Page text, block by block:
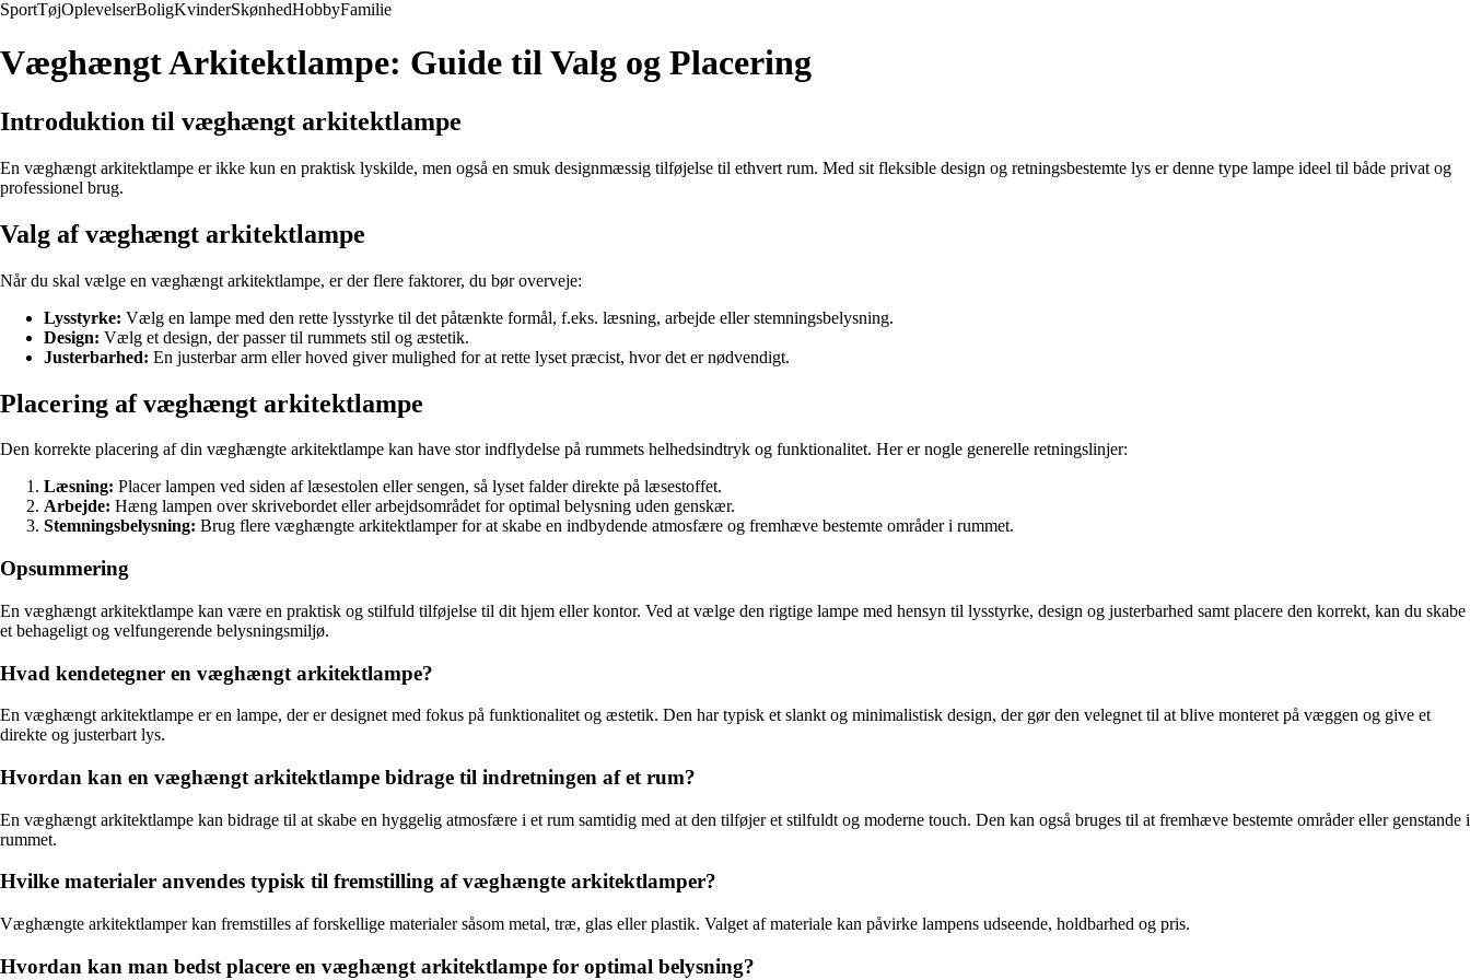
SportTøjOplevelserBoligKvinderSkønhedHobbyFamilie
Væghængt Arkitektlampe: Guide til Valg og Placering
Introduktion til væghængt arkitektlampe
En væghængt arkitektlampe er ikke kun en praktisk lyskilde, men også en smuk designmæssig tilføjelse til ethvert rum. Med sit fleksible design og retningsbestemte lys er denne type lampe ideel til både privat og
professionel brug.
Valg af væghængt arkitektlampe
Når du skal vælge en væghængt arkitektlampe, er der flere faktorer, du bør overveje:
Lysstyrke: Vælg en lampe med den rette lysstyrke til det påtænkte formål, f.eks. læsning, arbejde eller stemningsbelysning.
Design: Vælg et design, der passer til rummets stil og æstetik.
Justerbarhed: En justerbar arm eller hoved giver mulighed for at rette lyset præcist, hvor det er nødvendigt.
Placering af væghængt arkitektlampe
Den korrekte placering af din væghængte arkitektlampe kan have stor indflydelse på rummets helhedsindtryk og funktionalitet. Her er nogle generelle retningslinjer:
Læsning: Placer lampen ved siden af læsestolen eller sengen, så lyset falder direkte på læsestoffet.
Arbejde: Hæng lampen over skrivebordet eller arbejdsområdet for optimal belysning uden genskær.
Stemningsbelysning: Brug flere væghængte arkitektlamper for at skabe en indbydende atmosfære og fremhæve bestemte områder i rummet.
Opsummering
En væghængt arkitektlampe kan være en praktisk og stilfuld tilføjelse til dit hjem eller kontor. Ved at vælge den rigtige lampe med hensyn til lysstyrke, design og justerbarhed samt placere den korrekt, kan du skabe
et behageligt og velfungerende belysningsmiljø.
Hvad kendetegner en væghængt arkitektlampe?
En væghængt arkitektlampe er en lampe, der er designet med fokus på funktionalitet og æstetik. Den har typisk et slankt og minimalistisk design, der gør den velegnet til at blive monteret på væggen og give et
direkte og justerbart lys.
Hvordan kan en væghængt arkitektlampe bidrage til indretningen af et rum?
En væghængt arkitektlampe kan bidrage til at skabe en hyggelig atmosfære i et rum samtidig med at den tilføjer et stilfuldt og moderne touch. Den kan også bruges til at fremhæve bestemte områder eller genstande i
rummet.
Hvilke materialer anvendes typisk til fremstilling af væghængte arkitektlamper?
Væghængte arkitektlamper kan fremstilles af forskellige materialer såsom metal, træ, glas eller plastik. Valget af materiale kan påvirke lampens udseende, holdbarhed og pris.
Hvordan kan man bedst placere en væghængt arkitektlampe for optimal belysning?